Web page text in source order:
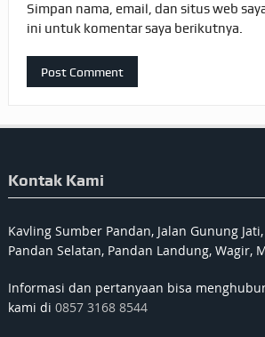
Simpan nama, email, dan situs web
ini untuk komentar saya berikutnya.
Kontak Kami
Kavling Sumber Pandan, Jalan Gunung
Pandan Selatan, Pandan Landung, Wagir,
Informasi dan pertanyaan bisa
kami di 0857 3168 8544